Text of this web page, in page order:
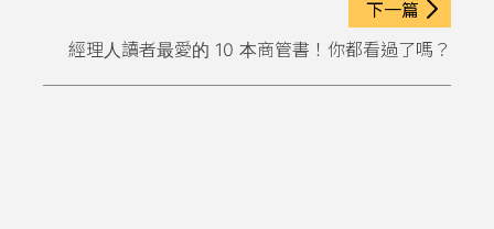
下一篇
經理人讀者最愛的 10 本商管書！你都看過了嗎？